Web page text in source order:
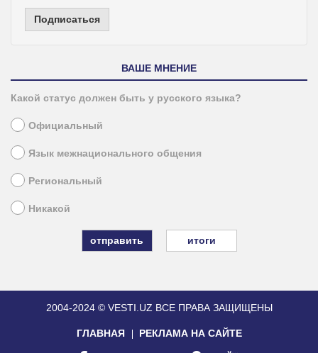
Подписаться
ВАШЕ МНЕНИЕ
Какой статус должен быть у русского языка?
Официальный
Язык межнационального общения
Региональный
Никакой
итоги
2004-2024 © VESTI.UZ ВСЕ ПРАВА ЗАЩИЩЕНЫ
ГЛАВНАЯ РЕКЛАМА НА САЙТЕ